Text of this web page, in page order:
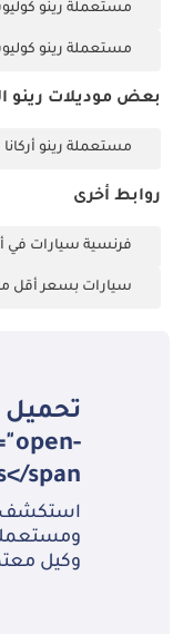
مستعملة رينو كوليوس
مستعملة رينو كوليوس
بعض موديلات رينو
مستعملة رينو
روابط أخرى
فرنسية سيارات في
سيارات بسعر أقل
span>
وكيل